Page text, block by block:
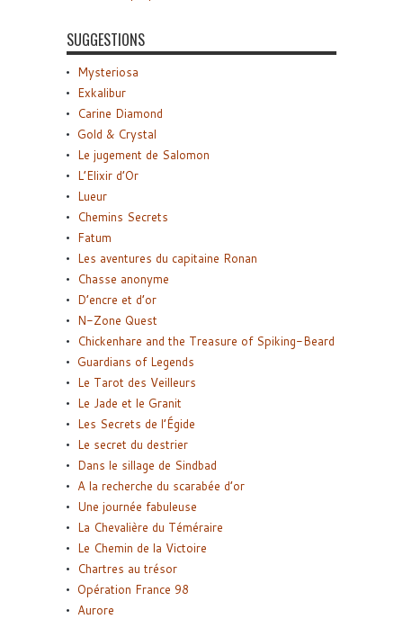
SUGGESTIONS
Mysteriosa
Exkalibur
Carine Diamond
Gold & Crystal
Le jugement de Salomon
L’Elixir d’Or
Lueur
Chemins Secrets
Fatum
Les aventures du capitaine Ronan
Chasse anonyme
D’encre et d’or
N-Zone Quest
Chickenhare and the Treasure of Spiking-Beard
Guardians of Legends
Le Tarot des Veilleurs
Le Jade et le Granit
Les Secrets de l’Égide
Le secret du destrier
Dans le sillage de Sindbad
A la recherche du scarabée d’or
Une journée fabuleuse
La Chevalière du Téméraire
Le Chemin de la Victoire
Chartres au trésor
Opération France 98
Aurore